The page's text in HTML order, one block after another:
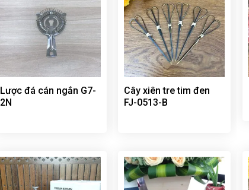
Lược đá cán ngắn G7-
2N
Cây xiên tre tim đen
FJ-0513-B